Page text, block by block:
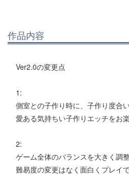
作品内容
Ver2.0の変更点
1:
側室との子作り時に、子作り度合
愛ある気持ちい子作りエッチをお
2:
ゲーム全体のバランスを大きく調整
難易度の変更はなく面白くプレイ